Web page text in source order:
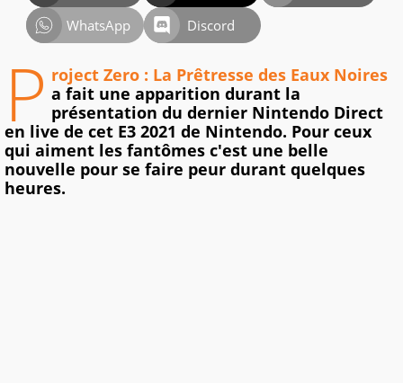
WhatsApp
Discord
P roject Zero : La Prêtresse des Eaux Noires
a fait une apparition durant la
présentation du dernier Nintendo Direct
en live de cet E3 2021 de Nintendo. Pour ceux
qui aiment les fantômes c'est une belle
nouvelle pour se faire peur durant quelques
heures.